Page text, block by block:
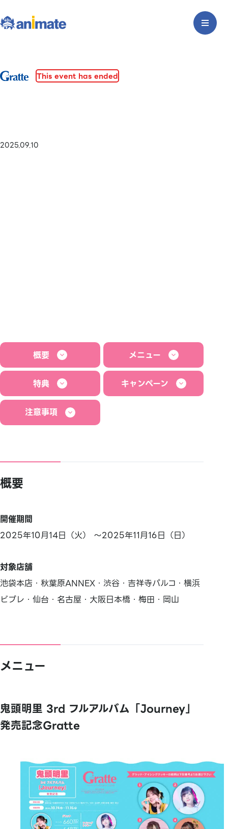
This event has ended
2025.09.10
概要 メニュー
特典 キャンペーン
注意事項
概要
開催期間
2025年10月14日（火） ～2025年11月16日（日）
対象店舗
池袋本店・秋葉原ANNEX・渋谷・吉祥寺パルコ・横浜
ビブレ・仙台・名古屋・大阪日本橋・梅田・岡山
メニュー
鬼頭明里 3rd フルアルバム「Journey」
発売記念Gratte